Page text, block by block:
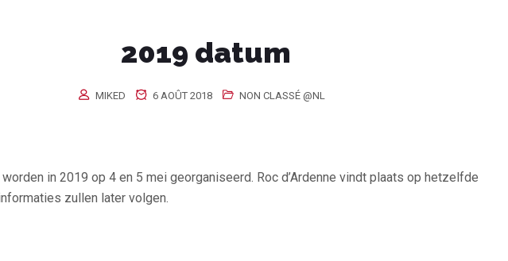
2019 datum
MIKED 6 AOÛT 2018 NON CLASSÉ @NL
in 2019 op 4 en 5 mei georganiseerd. Roc d’Ardenne vindt plaats op hetzelfde
zullen later volgen.